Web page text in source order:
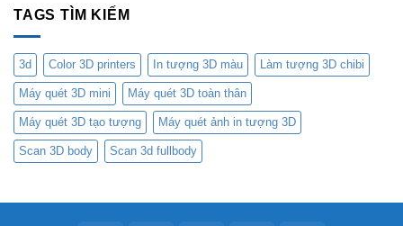
TAGS TÌM KIẾM
3d Color 3D printers In tượng 3D màu Làm tượng 3D chibi
Máy quét 3D mini Máy quét 3D toàn thân
Máy quét 3D tạo tượng Máy quét ảnh in tượng 3D
Scan 3D body Scan 3d fullbody